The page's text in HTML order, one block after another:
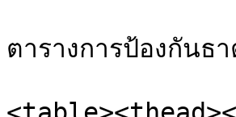
ตารางการป้องกันธ